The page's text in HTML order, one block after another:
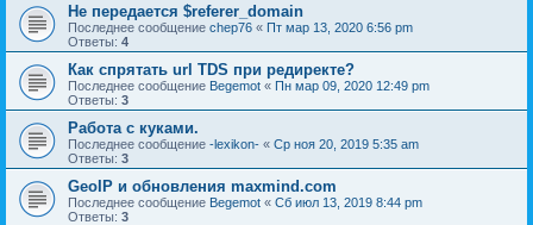
Не передается $referer_domain
Последнее сообщение chep76 « Пт мар 13, 2020 6:56 pm
Ответы: 4
Как спрятать url TDS при редиректе?
Последнее сообщение Begemot « Пн мар 09, 2020 12:49 pm
Ответы: 3
Работа с куками.
Последнее сообщение -lexikon- « Ср ноя 20, 2019 5:35 am
Ответы: 3
GeoIP и обновления maxmind.com
Последнее сообщение Begemot « Сб июл 13, 2019 8:44 pm
Ответы: 3